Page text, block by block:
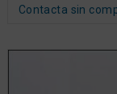
Contacta sin